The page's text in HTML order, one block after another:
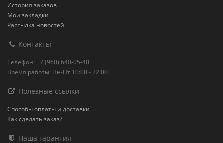
История заказов
Мои закладки
Рассылка новостей
Контакты
Телефон: +7 (960) 640-05-40
Время работы: Пн-Пт 10:00 - 22:00
Полезные ссылки
Способы оплаты и доставки
Как сделать заказ?
Наша гарантия